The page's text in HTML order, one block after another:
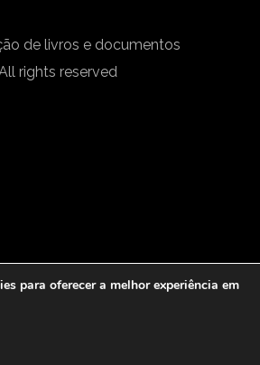
de livros e documentos
rights reserved
para oferecer a melhor experiência em